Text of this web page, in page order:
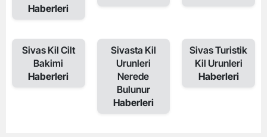
Haberleri
Sivas Kil Cilt
Bakimi
Haberleri
Sivasta Kil
Urunleri
Nerede
Bulunur
Haberleri
Sivas Turistik
Kil Urunleri
Haberleri